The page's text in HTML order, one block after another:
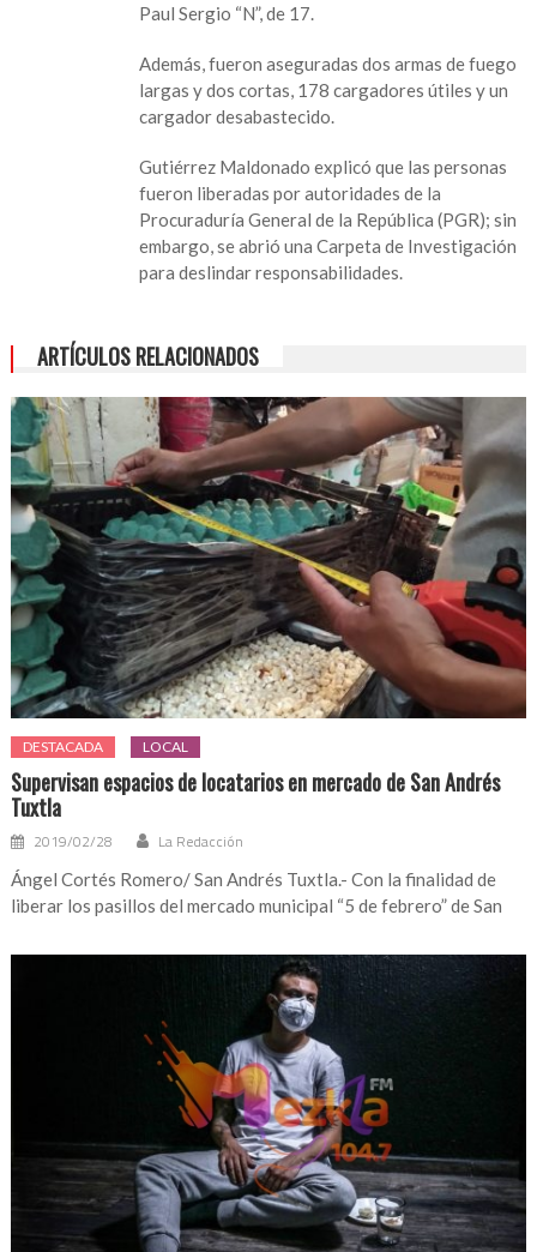
Paul Sergio “N”, de 17.
Además, fueron aseguradas dos armas de fuego
largas y dos cortas, 178 cargadores útiles y un
cargador desabastecido.
Gutiérrez Maldonado explicó que las personas
fueron liberadas por autoridades de la
Procuraduría General de la República (PGR); sin
embargo, se abrió una Carpeta de Investigación
para deslindar responsabilidades.
ARTÍCULOS RELACIONADOS
DESTACADA LOCAL
Supervisan espacios de locatarios en mercado de San Andrés
Tuxtla
2019/02/28 La Redacción
Ángel Cortés Romero/ San Andrés Tuxtla.- Con la finalidad de
liberar los pasillos del mercado municipal “5 de febrero” de San